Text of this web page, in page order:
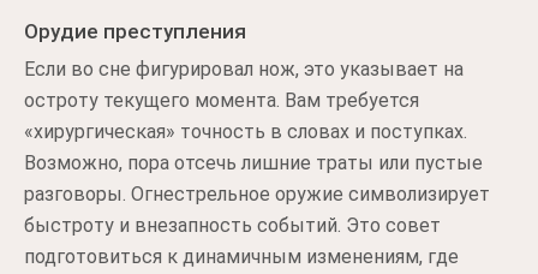
Орудие преступления
Если во сне фигурировал нож, это указывает на
остроту текущего момента. Вам требуется
«хирургическая» точность в словах и поступках.
Возможно, пора отсечь лишние траты или пустые
разговоры. Огнестрельное оружие символизирует
быстроту и внезапность событий. Это совет
подготовиться к динамичным изменениям, где